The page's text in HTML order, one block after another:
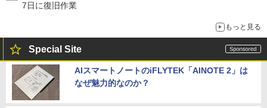
7日に復旧作業
もっと見る
Special Site
AIスマートノートのiFLYTEK「AINOTE 2」は
なぜ魅力的なのか？